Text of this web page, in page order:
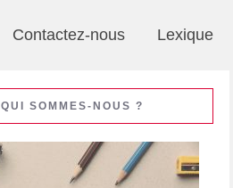
Contactez-nous Lexique
QUI SOMMES-NOUS ?